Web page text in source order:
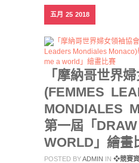
五月 25 2018
「摩納哥世界
(FEMMES
MONDIALES
第一屆「
WORLD」繪畫
POSTED BYADMIN IN ❖競賽